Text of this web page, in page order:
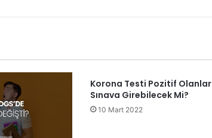
Korona Testi Pozitif Olanlar
Sınava Girebilecek Mi?
10 Mart 2022